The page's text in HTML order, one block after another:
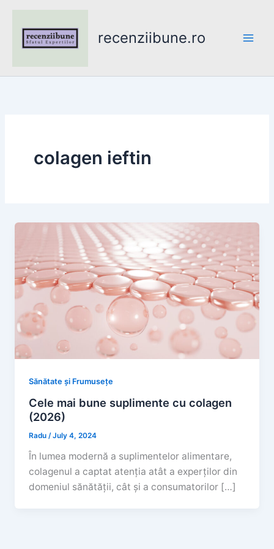
content
recenziibune.ro
colagen ieftin
Sănătate și Frumusețe
Cele mai bune suplimente cu colagen
(2026)
Radu/July 4, 2024
În lumea modernă a suplimentelor alimentare,
colagenul a captat atenția atât a experților din
domeniul sănătății, cât și a consumatorilor […]